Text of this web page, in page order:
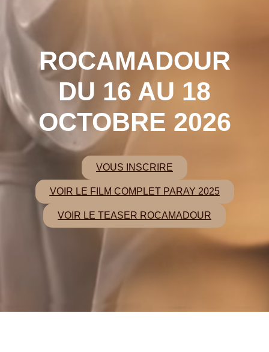
ROCAMADOUR
DU 16 AU 18
OCTOBRE 2026
VOUS INSCRIRE
VOIR LE FILM COMPLET PARAY 2025
VOIR LE TEASER ROCAMADOUR